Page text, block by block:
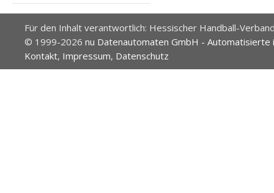
Für den Inhalt verantwortlich: Hessischer Handball-
© 1999-2026 nu Datenautomaten GmbH -
Kontakt, Impressum, Datenschutz